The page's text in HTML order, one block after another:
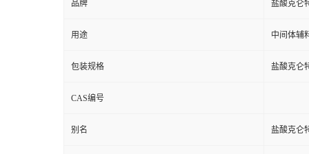
品牌 盐酸克仑
用途 中间体辅
包装规格 盐酸克仑
CAS编号
别名 盐酸克仑